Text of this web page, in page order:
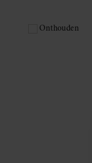
Onthouden